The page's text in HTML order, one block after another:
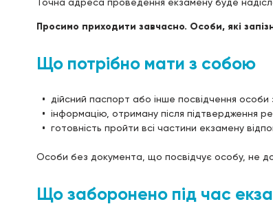
Просимо приходити завчасно. Особи, які
Що потрібно мати з собою
дійсний паспорт або інше посвідчення
інформацію, отриману після підтвердження
готовність пройти всі частини екзамену
Особи без документа, що посвідчує особу, не
Що заборонено під час